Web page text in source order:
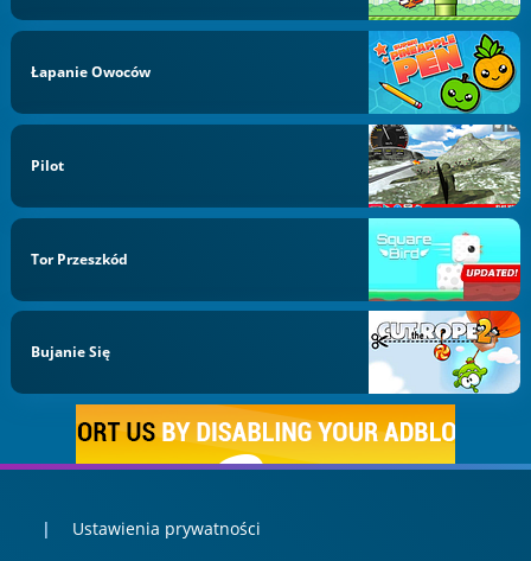
Łapanie Owoców
Pilot
Tor Przeszkód
Bujanie Się
Ustawienia prywatności